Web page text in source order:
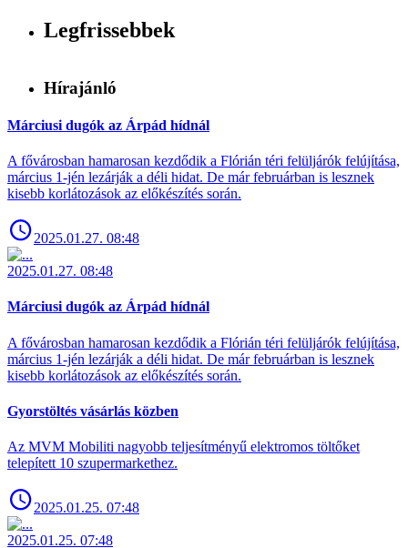
Legfrissebbek
Hírajánló
Márciusi dugók az Árpád hídnál
A fővárosban hamarosan kezdődik a Flórián téri felüljárók felújítása,
március 1-jén lezárják a déli hidat. De már februárban is lesznek
kisebb korlátozások az előkészítés során.
2025.01.27. 08:48
2025.01.27. 08:48
Márciusi dugók az Árpád hídnál
A fővárosban hamarosan kezdődik a Flórián téri felüljárók felújítása,
március 1-jén lezárják a déli hidat. De már februárban is lesznek
kisebb korlátozások az előkészítés során.
Gyorstöltés vásárlás közben
Az MVM Mobiliti nagyobb teljesítményű elektromos töltőket
telepített 10 szupermarkethez.
2025.01.25. 07:48
2025.01.25. 07:48